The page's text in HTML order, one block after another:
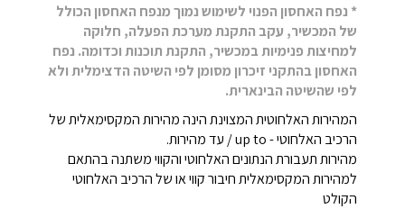
* נפח האחסון הפנוי לשימוש נמוך מנפח האחסון הכולל
של המכשיר, עקב התקנת מערכת הפעלה, חלוקה
למחיצות פנימיות במכשיר, התקנת תוכנות וכדומה. נפח
האחסון בהתקני זיכרון מסומן לפי השיטה הדצימלית ולא
לפי שהשיטה הבינארית.
המהירות האלחוטית המצוינת הינה מהירות המקסימאלית של
הרכיב האלחוטי - up to / עד מהירות.
מהירות תעבורת הנתונים האלחוטי והקווי משתנה בהתאם
למהירות המקסימאלית חיבור קווי או של הרכיב האלחוטי
הקולט